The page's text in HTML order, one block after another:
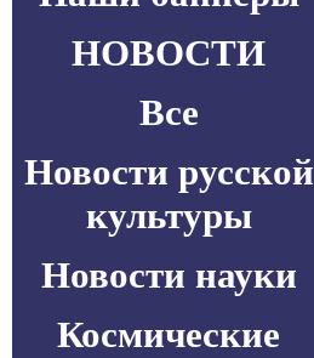
НОВОСТИ
Все
Новости русской
культуры
Новости науки
Космические